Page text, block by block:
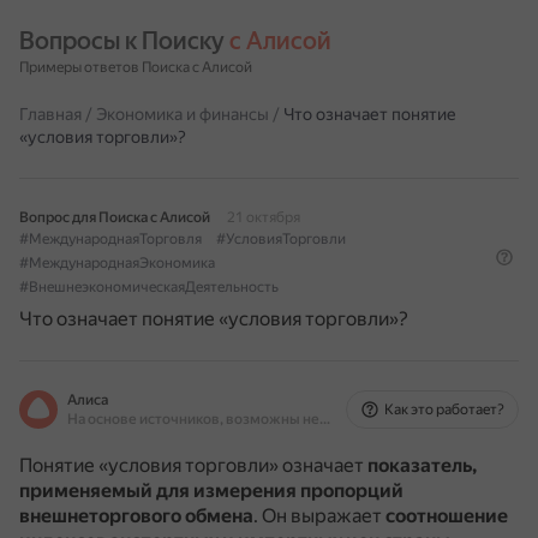
Вопросы к Поиску с Алисой
Примеры ответов Поиска с Алисой
Главная / Экономика и финансы / Что означает понятие
«условия торговли»?
Вопрос для Поиска с Алисой
21 октября
#МеждународнаяТорговля
#УсловияТорговли
#МеждународнаяЭкономика
#ВнешнеэкономическаяДеятельность
Что означает понятие «условия торговли»?
Алиса
На основе источников, возможны неточности
Как это работает?
Понятие «условия торговли» означает показатель,
применяемый для измерения пропорций
внешнеторгового обмена. Он выражает соотношение